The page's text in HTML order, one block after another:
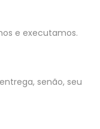
e executamos.
senão, seu